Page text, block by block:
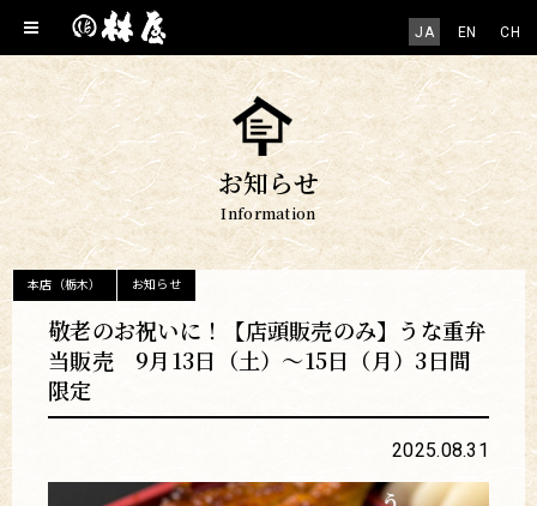
JA EN CH
お知らせ
Information
敬老のお祝いに！【店頭販売のみ】うな重弁
当販売 9月13日（土）～15日（月）3日間
限定
2025.08.31
本店（栃木） お知らせ